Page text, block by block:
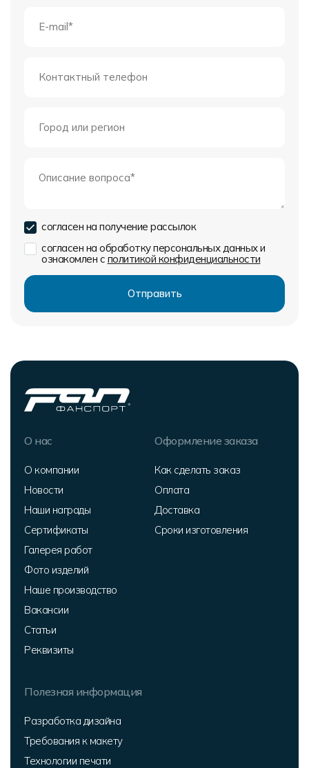
согласен на получение рассылок
согласен на обработку персональных данных и
ознакомлен с политикой конфиденциальности
О нас
О компании
Новости
Наши награды
Сертификаты
Галерея работ
Фото изделий
Наше производство
Вакансии
Статьи
Реквизиты
Оформление заказа
Как сделать заказ
Оплата
Доставка
Сроки изготовления
Полезная информация
Разработка дизайна
Требования к макету
Технологии печати